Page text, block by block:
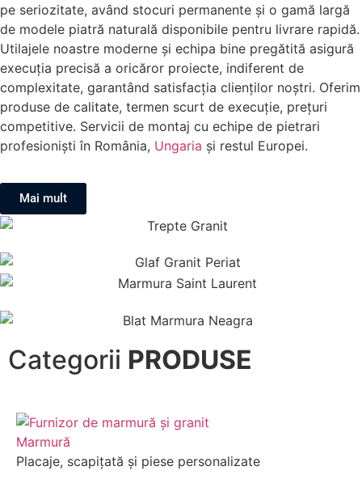
pe seriozitate, având stocuri permanente și o gamă largă
de modele piatră naturală disponibile pentru livrare rapidă.
Utilajele noastre moderne și echipa bine pregătită asigură
execuția precisă a oricăror proiecte, indiferent de
complexitate, garantând satisfacția clienților noștri. Oferim
produse de calitate, termen scurt de execuție, prețuri
competitive. Servicii de montaj cu echipe de pietrari
profesioniști în România, Ungaria și restul Europei.
Mai mult
Categorii PRODUSE
Marmură
Placaje, scapițată și piese personalizate